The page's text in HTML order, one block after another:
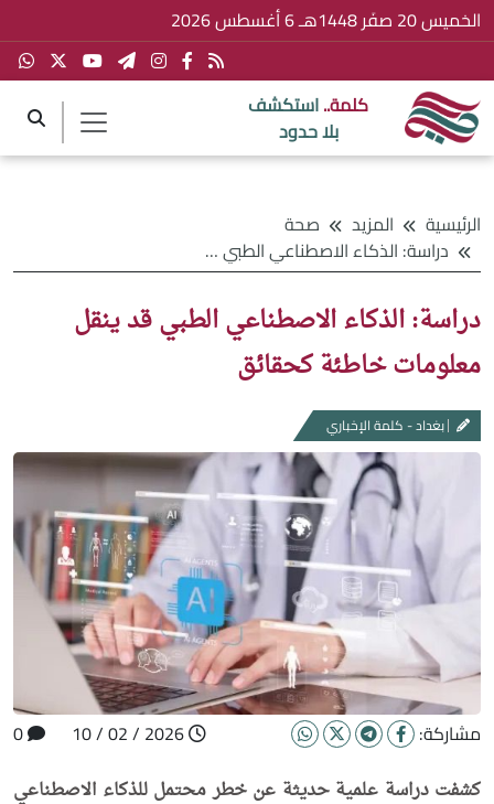
الخميس 20 صفَر 1448هـ 6 أغسطس 2026
كلمة..استكشف
بلا حدود
الرئيسية المزيد
صحة
دراسة: الذكاء الاصطناعي الطبي قد ينقل معلومات خاطئة كحقائق
دراسة: الذكاء الاصطناعي الطبي قد ينقل
معلومات خاطئة كحقائق
بغداد - كلمة الإخباري
مشاركة:
كشفت دراسة علمية حديثة عن خطر محتمل للذكاء الاصطناعي